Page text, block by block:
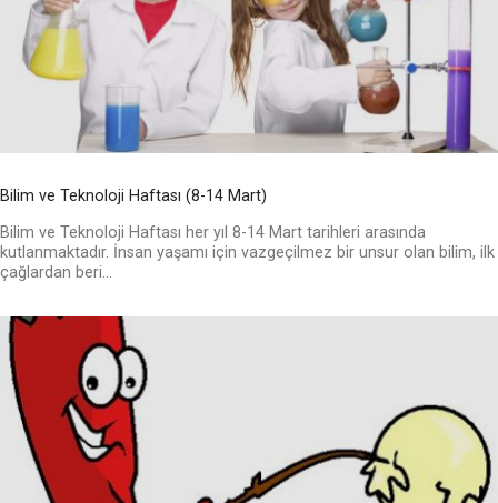
Bilim ve Teknoloji Haftası (8-14 Mart)
Bilim ve Teknoloji Haftası her yıl 8-14 Mart tarihleri arasında
kutlanmaktadır. İnsan yaşamı için vazgeçilmez bir unsur olan bilim, ilk
çağlardan beri...